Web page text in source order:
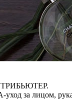
за лицом,